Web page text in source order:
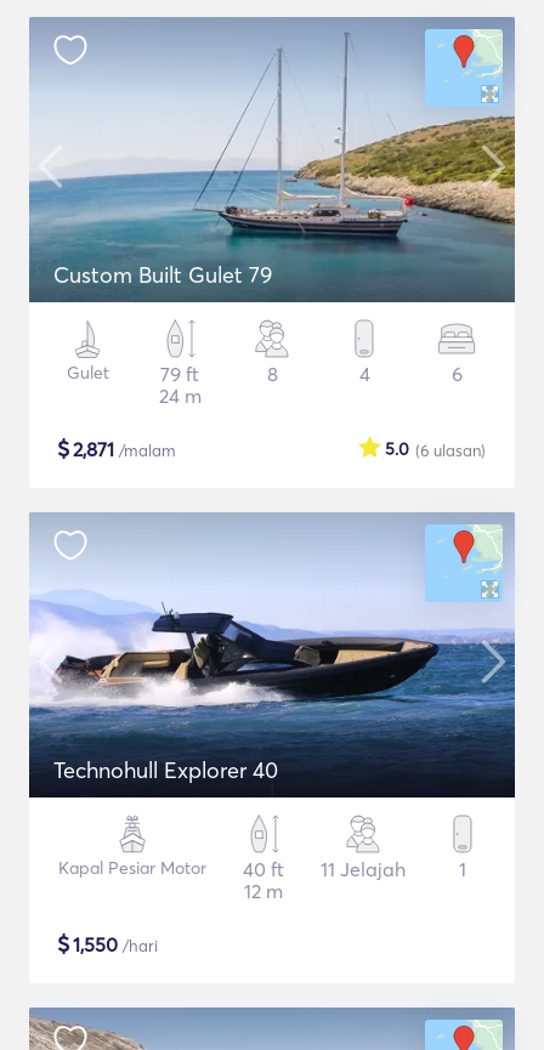
Custom Built Gulet 79
Gulet
79 ft
24 m
8 4 6
$2,871 /malam (6 ulasan)
5.0
Technohull Explorer 40
Kapal Pesiar Motor
40 ft
12 m
11 Jelajah 1
$1,550 /hari